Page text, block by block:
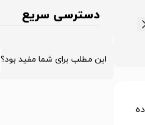
دسترسی سریع
این مطلب برای شما مفید بود؟